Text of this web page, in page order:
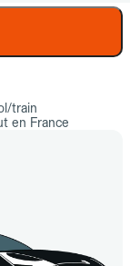
train
en France